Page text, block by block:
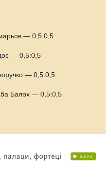
— 0,5:0,5
— 0,5:0,5
— 0,5:0,5
Балох — 0,5:0,5